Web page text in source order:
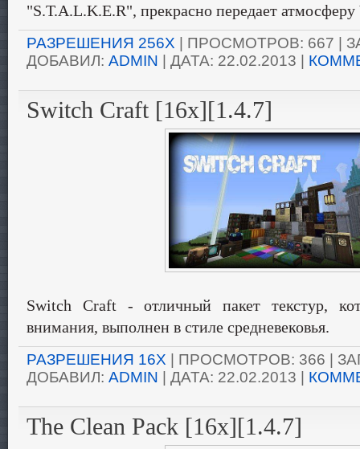
"S.T.A.L.K.E.R", прекрасно передает
РАЗРЕШЕНИЯ 256X | ПРОСМОТРОВ: 667 |
ДОБАВИЛ: ADMIN | ДАТА: 22.02.2013 |
Switch Craft [16x][1.4.7]
Switch Craft - отличный пакет текстур,
внимания, выполнен в стиле средневековья.
РАЗРЕШЕНИЯ 16X | ПРОСМОТРОВ: 366 |
ДОБАВИЛ: ADMIN | ДАТА: 22.02.2013 |
The Clean Pack [16x][1.4.7]